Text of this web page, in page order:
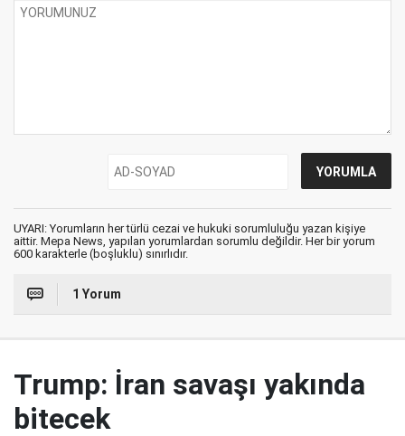
UYARI: Yorumların her türlü cezai ve hukuki sorumluluğu yazan kişiye
aittir. Mepa News, yapılan yorumlardan sorumlu değildir. Her bir yorum
600 karakterle (boşluklu) sınırlıdır.
1 Yorum
Trump: İran savaşı yakında
bitecek